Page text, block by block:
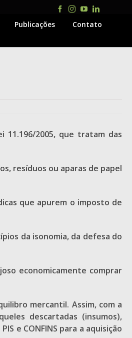
Facebook
Instagram
YouTubeLinkedIn
Publicações Contato
2005, que tratam das
resíduos ou aparas de papel
que apurem o imposto de
da isonomia, da defesa do
economicamente comprar
mercantil. Assim, com a
descartadas (insumos),
e CONFINS para a aquisição